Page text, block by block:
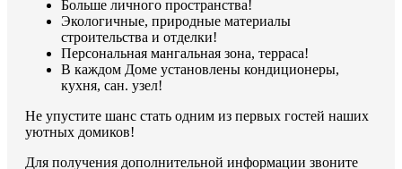
Больше личного пространства!
Экологичные, природные материалы
строительства и отделки!
Персональная мангальная зона, терраса!
В каждом Доме установлены кондиционеры,
кухня, сан. узел!
Не упустите шанс стать одним из первых гостей наших
уютных домиков!
Для получения дополнительной информации звоните